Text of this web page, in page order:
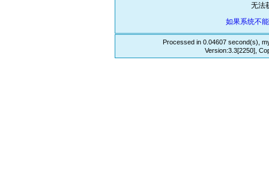
无法
如果系统不
Processed in 0.04607 second(s),
Version:3.3[2250],